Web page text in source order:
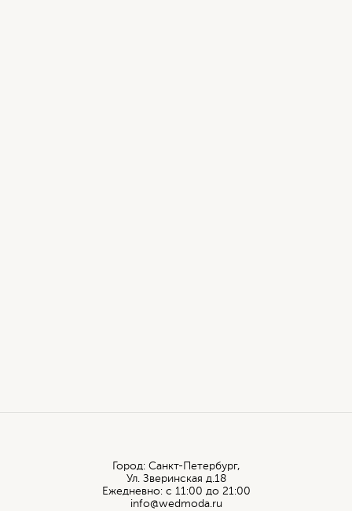
Город: Санкт-Петербург,
Ул. Зверинская д.18
Ежедневно: с 11:00 до 21:00
info@wedmoda.ru